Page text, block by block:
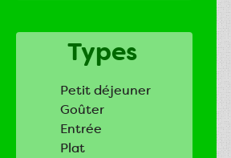
Types
Petit déjeuner
Goûter
Entrée
Plat